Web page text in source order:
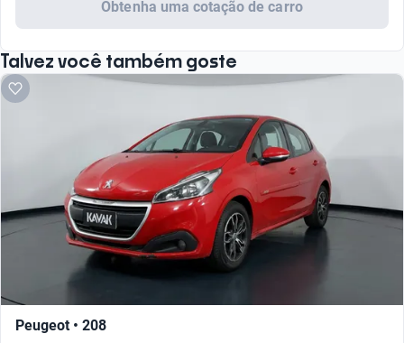
Obtenha uma cotação de carro
Talvez você também goste
Peugeot • 208